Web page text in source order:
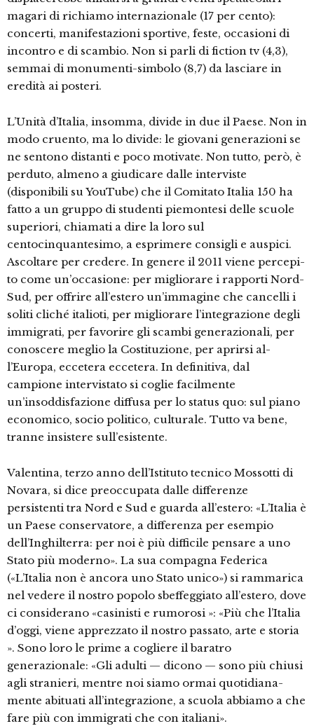
maga­ri di richiamo internazionale (17 per cento):
concerti, manifestazioni sporti­ve, feste, occasioni di
incontro e di scambio. Non si parli di fiction tv (4,3),
semmai di monumenti-simbolo (8,7) da lasciare in
eredità ai posteri.
L’Unità d’Italia, insomma, divide in due il Paese. Non in
modo cruento, ma lo divide: le giovani generazioni se
ne sentono distanti e poco motivate. Non tutto, però, è
perduto, almeno a giudi­care dalle interviste
(disponibili su You­Tube) che il Comitato Italia 150 ha
fat­to a un gruppo di studenti piemontesi delle scuole
superiori, chiamati a dire la loro sul
centocinquantesimo, a espri­mere consigli e auspici.
Ascoltare per credere. In genere il 2011 viene percepi­
to come un’occasione: per migliorare i rapporti Nord-
Sud, per offrire all’este­ro un’immagine che cancelli i
soliti cli­ché italioti, per migliorare l’integrazio­ne degli
immigrati, per favorire gli scambi generazionali, per
conoscere meglio la Costituzione, per aprirsi al­
l’Europa, eccetera eccetera. In definiti­va, dal
campione intervistato si coglie facilmente
un’insoddisfazione diffusa per lo status quo: sul piano
economico, socio politico, culturale. Tutto va bene,
tranne insistere sull’esistente.
Valentina, terzo anno dell’Istituto tecnico Mossotti di
Novara, si dice pre­occupata dalle differenze
persistenti tra Nord e Sud e guarda all’estero: «L’Italia è
un Paese conservatore, a dif­ferenza per esempio
dell’Inghilterra: per noi è più difficile pensare a uno
Sta­to più moderno». La sua compagna Fe­derica
(«L’Italia non è ancora uno Stato unico») si rammarica
nel vedere il no­stro popolo sbeffeggiato all’estero, do­ve
ci considerano «casinisti e rumoro­si »: «Più che l’Italia
d’oggi, viene ap­prezzato il nostro passato, arte e sto­ria
». Sono loro le prime a cogliere il ba­ratro
generazionale: «Gli adulti — dico­no — sono più chiusi
agli stranieri, mentre noi siamo ormai quotidiana­
mente abituati all’integrazione, a scuo­la abbiamo a che
fare più con immigra­ti che con italiani».